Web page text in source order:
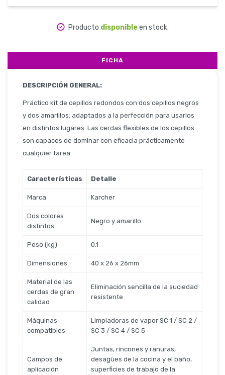
Producto disponibleen stock.
FICHA
DESCRIPCIÓN GENERAL:
Práctico kit de cepillos redondos con dos cepillos negros
y dos amarillos: adaptados a la perfección para usarlos
en distintos lugares. Las cerdas flexibles de los cepillos
son capaces de dominar con eficacia prácticamente
cualquier tarea.
Características Detalle
Marca Karcher
Dos colores
distintos
Negro y amarillo
Peso (kg) 0.1
Dimensiones 40 x 26 x 26mm
Material de las
cerdas de gran
calidad
Eliminación sencilla de la suciedad
resistente
Máquinas
compatibles
Limpiadoras de vapor SC 1 / SC 2 /
SC 3 / SC 4 / SC 5
Campos de
aplicación
Juntas, rincones y ranuras,
desagües de la cocina y el baño,
superficies de trabajo de la
Ropa y Accesorios